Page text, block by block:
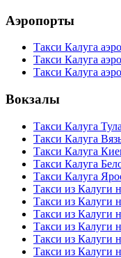
Аэропорты
Такси Калуга
Такси Калуга
Такси Калуга
Вокзалы
Такси Калуга
Такси Калуга
Такси Калуга
Такси Калуга
Такси Калуга
Такси из Калуги
Такси из Калуги
Такси из Калуги
Такси из Калуги
Такси из Калуги
Такси из Калуги